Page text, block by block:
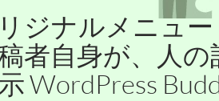
ジナルメニュ
者自身が、人の
WordPress